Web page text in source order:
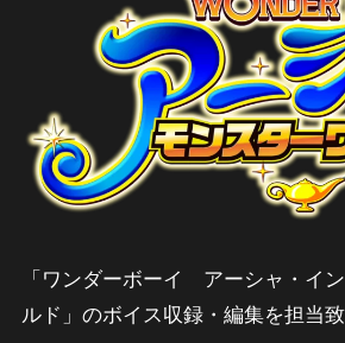
「ワンダーボーイ アーシャ・イ
ルド」のボイス収録・編集を担当致